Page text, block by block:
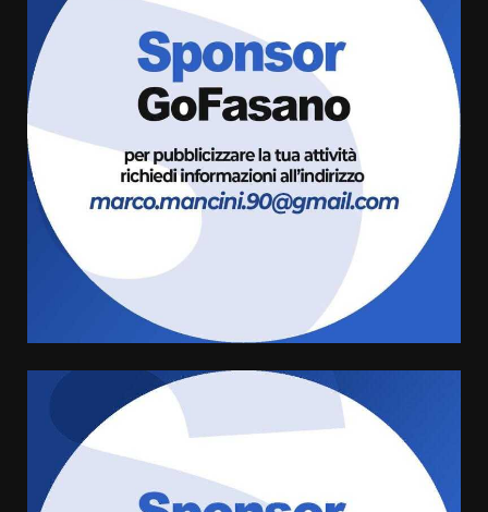
La Banda Città di Fasano apre
ufficialmente la Festa di
8 Agosto 2026 11:00
Savelletri in festa, domani sera
grande spettacolo con Uccio De
Santis
Sostenibile: premiati gli studenti
universitari del bando “La strada
giusta”
8 Agosto 2026 07:15
“I Contestatori: Musica di